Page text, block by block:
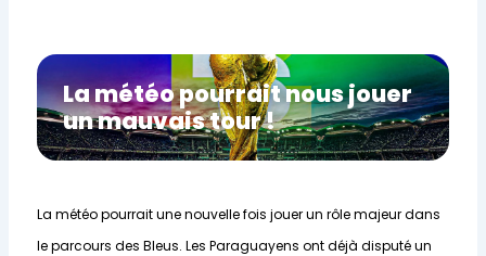
La météo pourrait nous jouer
un mauvais tour !
La météo pourrait une nouvelle fois jouer un rôle majeur dans
le parcours des Bleus. Les Paraguayens ont déjà disputé un